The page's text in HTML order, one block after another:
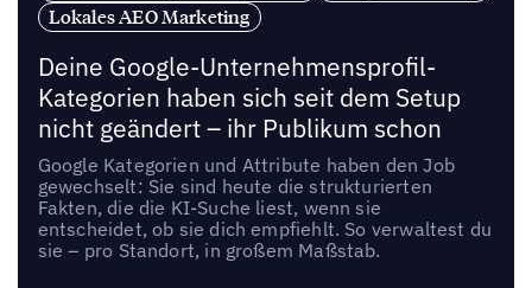
Lokales AEO Marketing
Deine Google-Unternehmensprofil-
Kategorien haben sich seit dem Setup
nicht geändert – ihr Publikum schon
Google Kategorien und Attribute haben den Job
gewechselt: Sie sind heute die strukturierten
Fakten, die die KI-Suche liest, wenn sie
entscheidet, ob sie dich empfiehlt. So verwaltest du
sie – pro Standort, in großem Maßstab.